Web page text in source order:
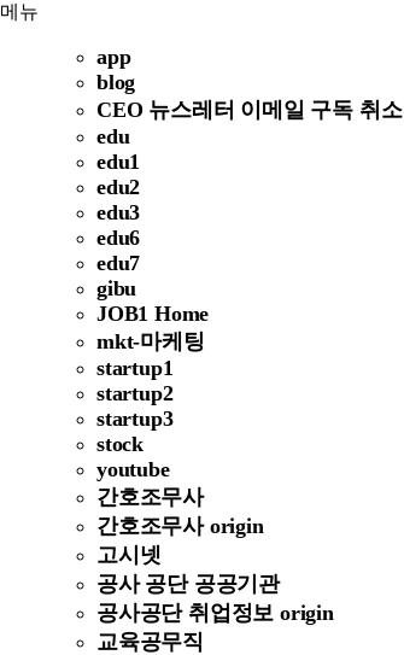
메뉴
app
blog
CEO 뉴스레터 이메일 구독 취소
edu
edu1
edu2
edu3
edu6
edu7
gibu
JOB1 Home
mkt-마케팅
startup1
startup2
startup3
stock
youtube
간호조무사
간호조무사 origin
고시넷
공사 공단 공공기관
공사공단 취업정보 origin
교육공무직